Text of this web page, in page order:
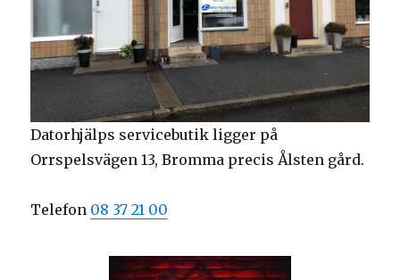
Datorhjälps servicebutik ligger på
Orrspelsvägen 13, Bromma precis Ålsten gård.
Telefon 08 37 21 00